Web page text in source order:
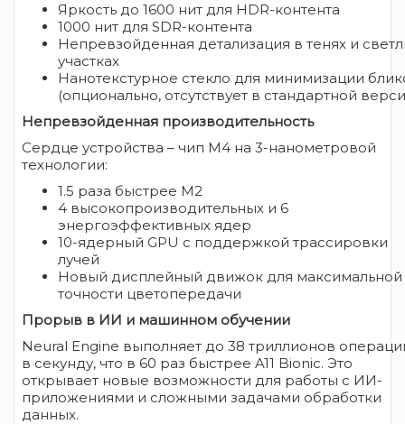
Яркость до 1600 нит для HDR-контента
1000 нит для SDR-контента
Непревзойденная детализация в тенях и
участках
Нанотекстурное стекло для минимизации
(опционально, отсутствует в стандартной
Непревзойденная производительность
Сердце устройства – чип M4 на 3-нанометровой
технологии:
1.5 раза быстрее M2
4 высокопроизводительных и 6
энергоэффективных ядер
10-ядерный GPU с поддержкой трассировки
лучей
Новый дисплейный движок для максимальной
точности цветопередачи
Прорыв в ИИ и машинном обучении
Neural Engine выполняет до 38 триллионов
в секунду, что в 60 раз быстрее A11 Bionic. Это
открывает новые возможности для работы с ИИ-
приложениями и сложными задачами обработки
данных.